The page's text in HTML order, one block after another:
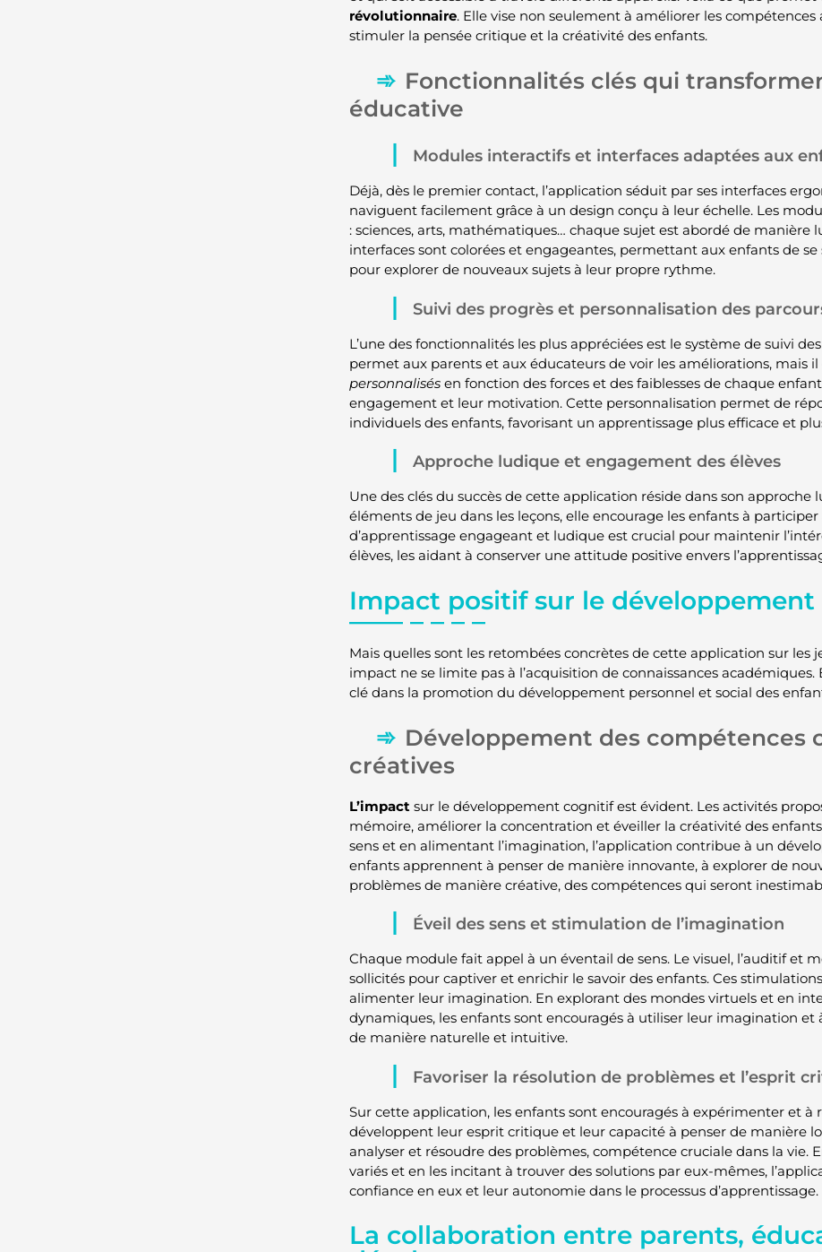
révolutionnaire. Elle vise non seulement à améliorer les compétences
stimuler la pensée critique et la créativité des enfants.
Fonctionnalités clés qui
éducative
Modules interactifs et interfaces adaptées aux
Déjà, dès le premier contact, l’application séduit par ses interfaces
naviguent facilement grâce à un design conçu à leur échelle. Les
: sciences, arts, mathématiques… chaque sujet est abordé de manière
interfaces sont colorées et engageantes, permettant aux enfants de se
pour explorer de nouveaux sujets à leur propre rythme.
Suivi des progrès et personnalisation des
L’une des fonctionnalités les plus appréciées est le système de suivi
permet aux parents et aux éducateurs de voir les améliorations, mais il
personnalisésen fonction des forces et des faiblesses de chaque
engagement et leur motivation. Cette personnalisation permet de
individuels des enfants, favorisant un apprentissage plus efficace et
Approche ludique et engagement des élèves
Une des clés du succès de cette application réside dans son approche
éléments de jeu dans les leçons, elle encourage les enfants à
d’apprentissage engageant et ludique est crucial pour maintenir
élèves, les aidant à conserver une attitude positive envers
Impact positif sur le développement
Mais quelles sont les retombées concrètes de cette application sur les
impact ne se limite pas à l’acquisition de connaissances
clé dans la promotion du développement personnel et social des
Développement des compétences
créatives
L’impactsur le développement cognitif est évident. Les activités
mémoire, améliorer la concentration et éveiller la créativité des
sens et en alimentant l’imagination, l’application contribue à un
enfants apprennent à penser de manière innovante, à explorer de
problèmes de manière créative, des compétences qui seront
Éveil des sens et stimulation de l’imagination
Chaque module fait appel à un éventail de sens. Le visuel, l’auditif et
sollicités pour captiver et enrichir le savoir des enfants. Ces
alimenter leur imagination. En explorant des mondes virtuels et en
dynamiques, les enfants sont encouragés à utiliser leur imagination
de manière naturelle et intuitive.
Favoriser la résolution de problèmes et l’esprit
Sur cette application, les enfants sont encouragés à expérimenter et à
développent leur esprit critique et leur capacité à penser de manière
analyser et résoudre des problèmes, compétence cruciale dans la vie.
variés et en les incitant à trouver des solutions par eux-mêmes,
confiance en eux et leur autonomie dans le processus d’apprentissage.
La collaboration entre parents,